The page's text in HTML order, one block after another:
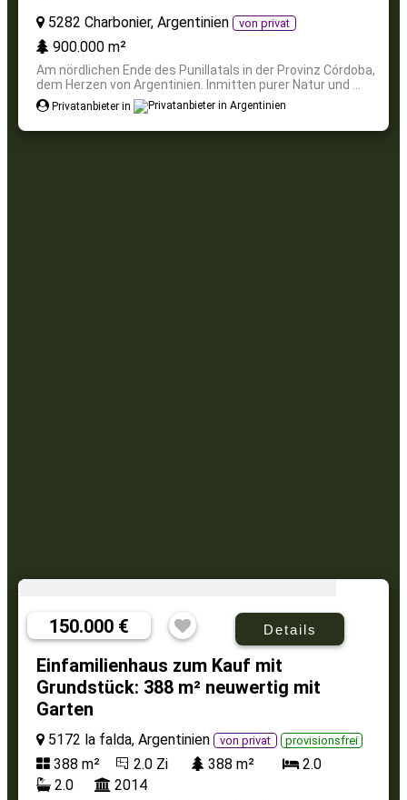
5282 Charbonier, Argentinien von privat
900.000 m²
Am nördlichen Ende des Punillatals in der Provinz Córdoba,
dem Herzen von Argentinien. Inmitten purer Natur und ...
Privatanbieter in
150.000 € Details
Einfamilienhaus zum Kauf mit
Grundstück: 388 m² neuwertig mit
Garten
5172 la falda, Argentinien von privat provisionsfrei
388 m² 2.0 Zi 388 m²
2.0
2.0
2014